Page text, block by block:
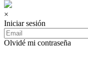
×
Iniciar sesión
Olvidé mi contraseña